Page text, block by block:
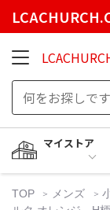
マイストア
TOP メンズ